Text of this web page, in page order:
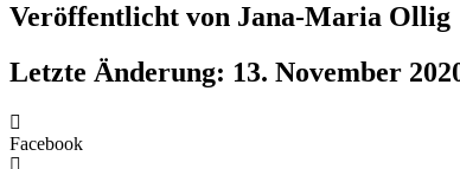
Veröffentlicht von Jana-Maria Ollig
Letzte Änderung: 13. November
Facebook